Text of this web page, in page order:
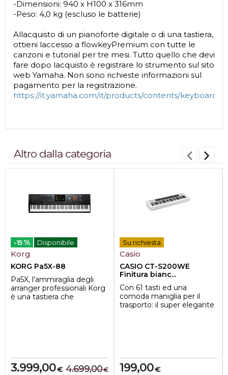
-Dimensioni: 940 x H100 x 316mm
-Peso: 4,0 kg (escluso le batterie)
Allacquisto di un pianoforte digitale o di una tastiera,
ottieni laccesso a flowkeyPremium con tutte le
canzoni e tutorial per tre mesi. Tutto quello che devi
fare dopo lacquisto è registrare lo strumento sul sito
web Yamaha. Non sono richieste informazioni sul
pagamento per la registrazione.
https://it.yamaha.com/it/products/contents/keyboards/
Altro dalla categoria
-15 % Disponibile
Korg
KORG Pa5X-88
Pa5X, l'ammiraglia degli
arranger professionali Korg
è una tastiera che
€
3.999,00 €
4.699,00
Su richiesta
Casio
CASIO CT-S200WE
Finitura bianc...
Con 61 tasti ed una
comoda maniglia per il
trasporto: il super elegante
€
199,00